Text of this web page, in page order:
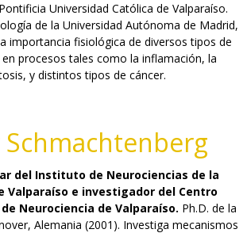
Universidad Católica de Valparaíso.
de la Universidad Autónoma de Madrid,
importancia fisiológica de diversos tipos de
procesos tales como la inflamación, la
y distintos tipos de cáncer.
del Instituto de Neurociencias de la
Valparaíso e investigador del Centro
Neurociencia de Valparaíso. Ph.D. de la
Alemania (2001). Investiga mecanismos